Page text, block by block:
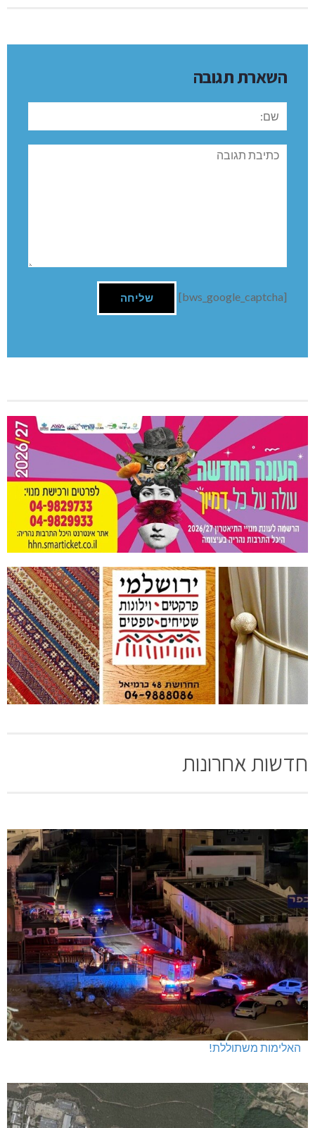
השארת תגובה
שם:
תגובה
[bws_google_captcha]
חדשות אחרונות
האלימות משתוללת!